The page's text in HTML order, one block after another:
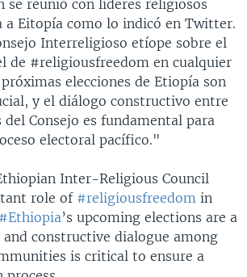
se reunió con líderes religiosos
a Eitopía como lo indicó en Twitter.
Interreligioso etíope sobre el
de #religiousfreedom en cualquier
elecciones de Etiopía son
y el diálogo constructivo entre
del Consejo es fundamental para
electoral pacífico."
Inter-Religious Council
role of #religiousfreedom in
#Ethiopia’s upcoming elections are a
constructive dialogue among
is critical to ensure a